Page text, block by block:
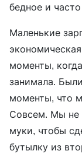
бедное и
Маленькие
моменты,
занимала.
моменты, что
Совсем. Мы не
муки, чтобы
бутылку из